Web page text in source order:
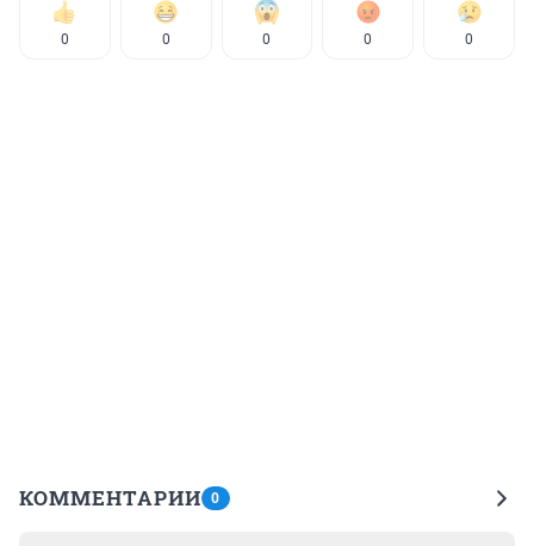
0 0 0 0 0
КОММЕНТАРИИ 0